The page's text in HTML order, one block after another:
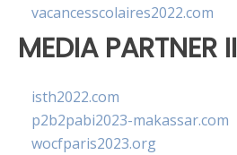
vacancesscolaires2022.com
MEDIA PARTNER II
isth2022.com
p2b2pabi2023-makassar.com
wocfparis2023.org